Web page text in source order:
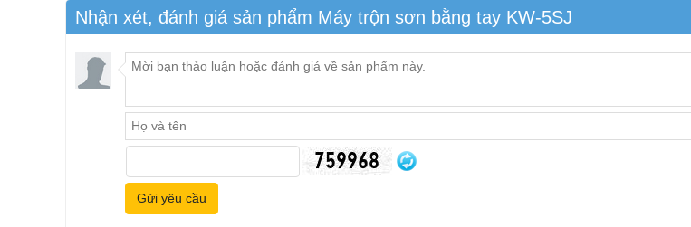
Nhận xét, đánh giá sản phẩm Máy trộn sơn bằng tay KW-5SJ